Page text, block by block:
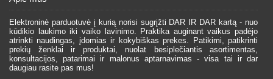
Elektroninė parduotuvė į kurią norisi sugrįžti DAR IR DAR kartą - nuo
kūdikio laukimo iki vaiko lavinimo. Praktika auginant vaikus padėjo
atrinkti naudingas, įdomias ir kokybiškas prekes. Patikimi, patikrinti
prekių ženklai ir produktai, nuolat besiplečiantis asortimentas,
konsultacijos, patarimai ir malonus aptarnavimas - visa tai ir dar
daugiau rasite pas mus!